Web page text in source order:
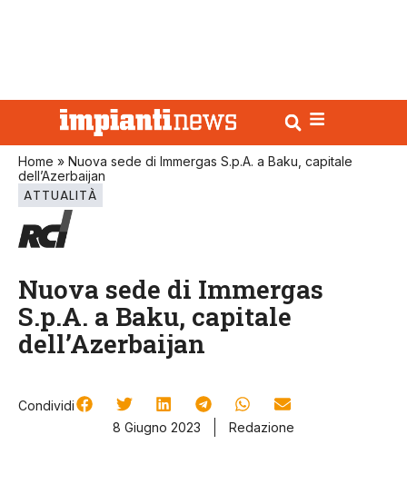
Home » Nuova sede di Immergas S.p.A. a Baku, capitale
dell’Azerbaijan
ATTUALITÀ
Nuova sede di Immergas
S.p.A. a Baku, capitale
dell’Azerbaijan
Condividi
8 Giugno 2023
Redazione